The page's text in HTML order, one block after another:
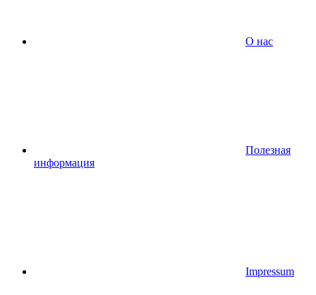
О нас
Полезная
информация
Impressum